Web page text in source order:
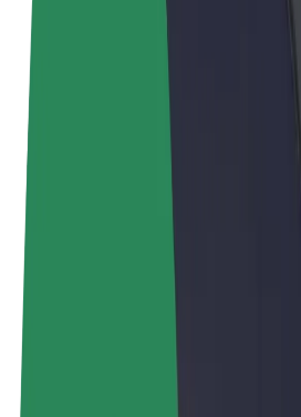
Προϊόντα και υπηρεσίες Bolt που